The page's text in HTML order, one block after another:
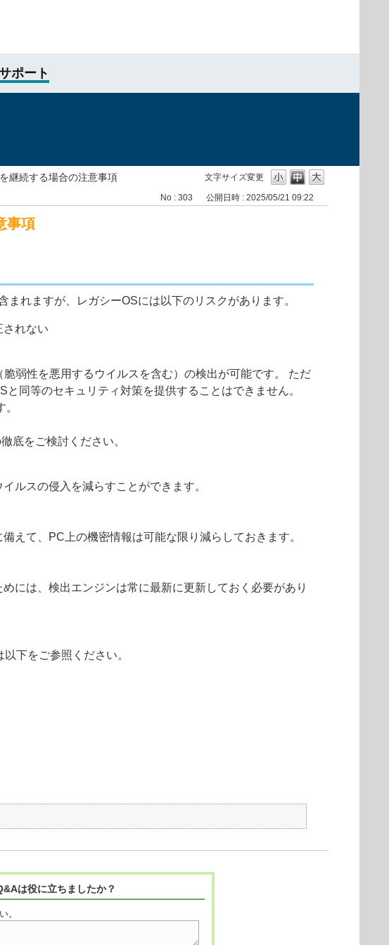
ポート
文字サイズ変更
継続する場合の注意事項
No : 303 公開日時 : 2025/05/21 09:22
事項
れますが、レガシーOSには以下のリスクがあります。
されない
弱性を悪用するウイルスを含む）の検出が可能です。 ただ
同等のセキュリティ対策を提供することはできません。
底をご検討ください。
ルスの侵入を減らすことができます。
えて、PC上の機密情報は可能な限り減らしておきます。
には、検出エンジンは常に最新に更新しておく必要があり
下をご参照ください。
は役に立ちましたか？
。